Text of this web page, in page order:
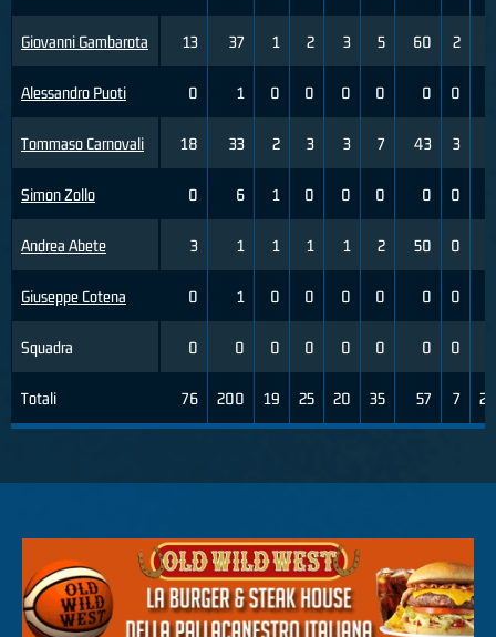
Giovanni Gambarota
Alessandro Puoti
Tommaso Carnovali
Simon Zollo
Andrea Abete
Giuseppe Cotena
Squadra
Totali
13 37 1 2 3 5 60 2
0 1 0 0 0 0 0 0
18 33 2 3 3 7 43 3
0 6 1 0 0 0 0 0
3 1 1 1 1 2 50 0
0 1 0 0 0 0 0 0
0 0 0 0 0 0 0 0
76 200 19 25 20 35 57 7 25